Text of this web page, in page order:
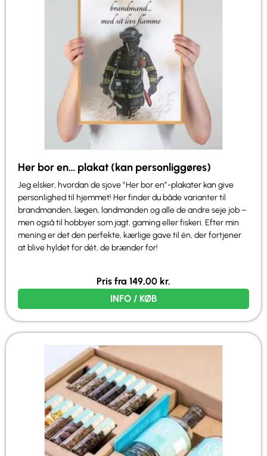
Her bor en… plakat (kan personliggøres)
Jeg elsker, hvordan de sjove ”Her bor en”-plakater kan give
personlighed til hjemmet! Her finder du både varianter til
brandmanden, lægen, landmanden og alle de andre seje job –
men også til hobbyer som jagt, gaming eller fiskeri. Efter min
mening er det den perfekte, kærlige gave til én, der fortjener
at blive hyldet for dét, de brænder for!
Pris fra 149,00 kr.
INFO / KØB